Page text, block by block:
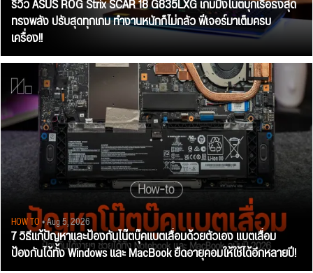
รีวิว ASUS ROG Strix SCAR 18 G835LXG เกมมิ่งโน้ตบุ๊กเรือธงสุด
ทรงพลัง ปรับสุดทุกเกม ทำงานหนักก็ไม่กลัว ฟีเจอร์มาเต็มครบ
เครื่อง!!
HOW TO• Aug 5, 2026
7 วิธีแก้ปัญหาและป้องกันโน๊ตบุ๊คแบตเสื่อมด้วยตัวเอง แบตเสื่อม
ป้องกันได้ทั้ง Windows และ MacBook ยืดอายุคอมให้ใช้ได้อีกหลายปี!